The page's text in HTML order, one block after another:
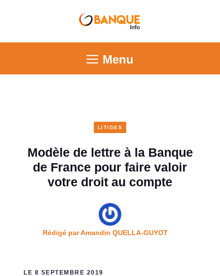
Menu
LITIGES
Modèle de lettre à la Banque
de France pour faire valoir
votre droit au compte
Rédigé parAmandin QUELLA-GUYOT
LE 8 SEPTEMBRE 2019